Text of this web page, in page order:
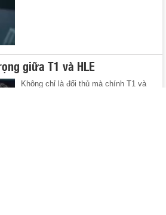
giữa T1 và HLE
Không chỉ là đối thủ mà chính T1 và